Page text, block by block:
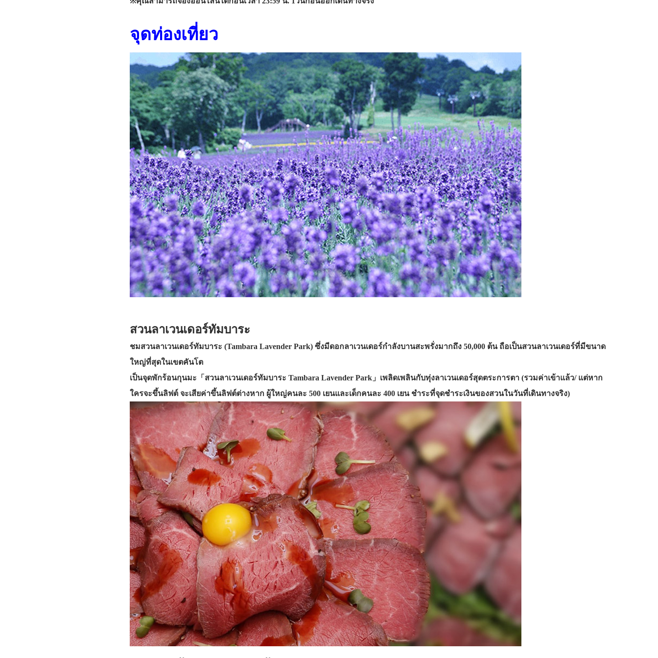
จุดท่องเที่ยว
สวนลาเวนเดอร์ทัมบาระ
ชมสวนลาเวนเดอร์ทัมบาระ (Tambara Lavender Park) ซึ่งมีดอกลาเวนเดอร์กำลังบานสะพรั่งมากถึง 50,000 ต้น ถือเป็นสวนลาเวนเดอร์ที่มีขนาด
ใหญ่ที่สุดในเขตคันโต
เป็นจุดพักร้อนกุนมะ「สวนลาเวนเดอร์ทัมบาระ Tambara Lavender Park」เพลิดเพลินกับทุ่งลาเวนเดอร์สุดตระการตา (รวมค่าเข้าแล้ว/ แต่หาก
ใครจะขึ้นลิฟต์ จะเสียค่าขึ้นลิฟต์ต่างหาก ผู้ใหญ่คนละ 500 เยนและเด็กคนละ 400 เยน ชำระที่จุดชำระเงินของสวนในวันที่เดินทางจริง)